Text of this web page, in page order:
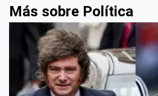
Más sobre Política